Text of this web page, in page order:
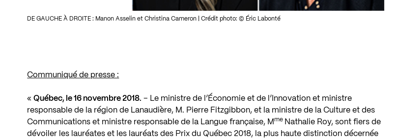
DE GAUCHE À DROITE : Manon Asselin et Christina Cameron | Crédit photo: © Éric Labonté
Communiqué de presse :
«Québec, le 16 novembre 2018. – Le ministre de l’Économie et de l’Innovation et ministre
responsable de la région de Lanaudière, M. Pierre Fitzgibbon, et la ministre de la Culture et des
Communications et ministre responsable de la Langue française, Mme Nathalie Roy, sont fiers de
dévoiler les lauréates et les lauréats des Prix du Québec 2018, la plus haute distinction décernée